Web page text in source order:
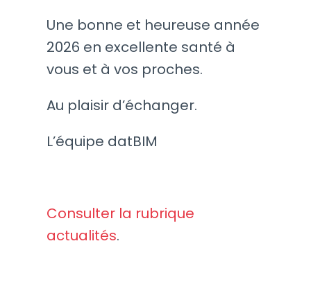
Une bonne et heureuse année
2026 en excellente santé à
vous et à vos proches.
Au plaisir d’échanger.
L’équipe datBIM
Consulter la rubrique
actualités.